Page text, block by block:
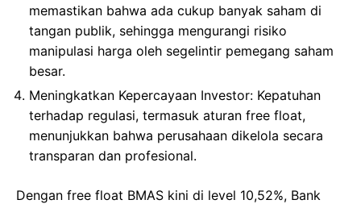
memastikan bahwa ada cukup banyak saham di
tangan publik, sehingga mengurangi risiko
manipulasi harga oleh segelintir pemegang saham
besar.
Meningkatkan Kepercayaan Investor: Kepatuhan
terhadap regulasi, termasuk aturan free float,
menunjukkan bahwa perusahaan dikelola secara
transparan dan profesional.
Dengan free float BMAS kini di level 10,52%, Bank